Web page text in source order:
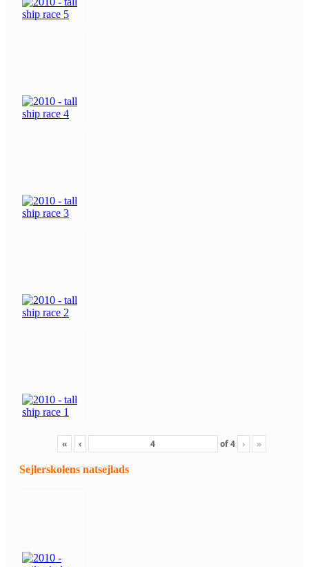
« ‹ of4 › »
Sejlerskolens natsejlads